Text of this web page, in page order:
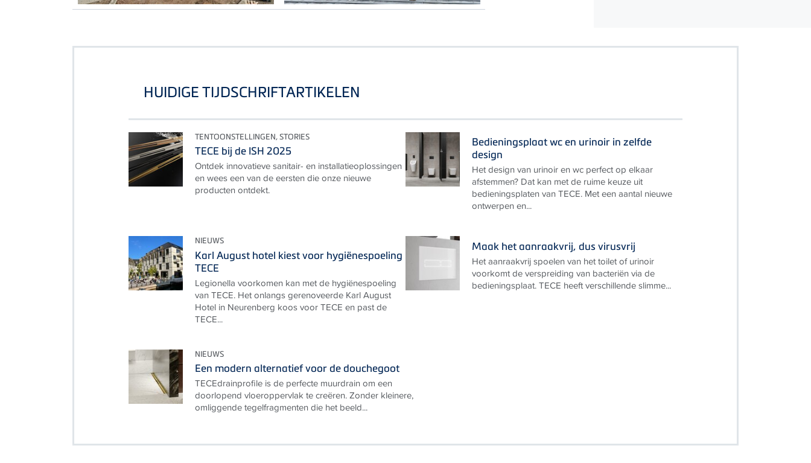
HUIDIGE TIJDSCHRIFTARTIKELEN
TENTOONSTELLINGEN, STORIES
TECE bij de ISH 2025
Ontdek innovatieve sanitair- en installatieoplossingen
en wees een van de eersten die onze nieuwe
producten ontdekt.
Bedieningsplaat wc en urinoir in zelfde
design
Het design van urinoir en wc perfect op elkaar
afstemmen? Dat kan met de ruime keuze uit
bedieningsplaten van TECE. Met een aantal nieuwe
ontwerpen en...
NIEUWS
Karl August hotel kiest voor hygiënespoeling
TECE
Legionella voorkomen kan met de hygiënespoeling
van TECE. Het onlangs gerenoveerde Karl August
Hotel in Neurenberg koos voor TECE en past de
TECE...
Maak het aanraakvrij, dus virusvrij
Het aanraakvrij spoelen van het toilet of urinoir
voorkomt de verspreiding van bacteriën via de
bedieningsplaat. TECE heeft verschillende slimme...
NIEUWS
Een modern alternatief voor de douchegoot
TECEdrainprofile is de perfecte muurdrain om een
doorlopend vloeroppervlak te creëren. Zonder kleinere,
omliggende tegelfragmenten die het beeld...